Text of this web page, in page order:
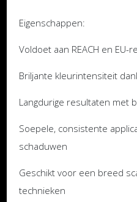
Eigenschappen:
Voldoet aan REACH en
Briljante kleurintensiteit
Langdurige resultaten met
Soepele, consistente
schaduwen
Geschikt voor een breed
technieken